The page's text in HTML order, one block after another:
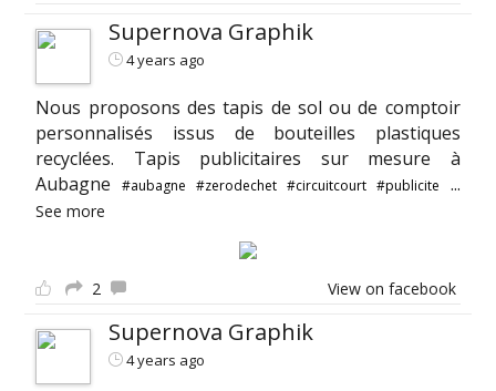
Supernova Graphik
4 years ago
Nous proposons des tapis de sol ou de comptoir
personnalisés issus de bouteilles plastiques
recyclées. Tapis publicitaires sur mesure à
Aubagne
#aubagne #zerodechet #circuitcourt #publicite ...
See more
2 View on facebook
Supernova Graphik
4 years ago